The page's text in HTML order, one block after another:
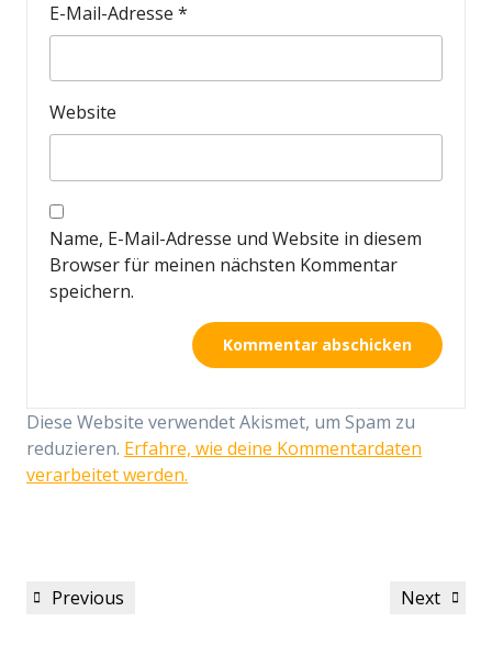
E-Mail-Adresse *
Website
Name, E-Mail-Adresse und Website in diesem
Browser für meinen nächsten Kommentar
speichern.
Diese Website verwendet Akismet, um Spam zu
reduzieren. Erfahre, wie deine Kommentardaten
verarbeitet werden.
Beitragsnavigation
Previous
Previous
Next
Next